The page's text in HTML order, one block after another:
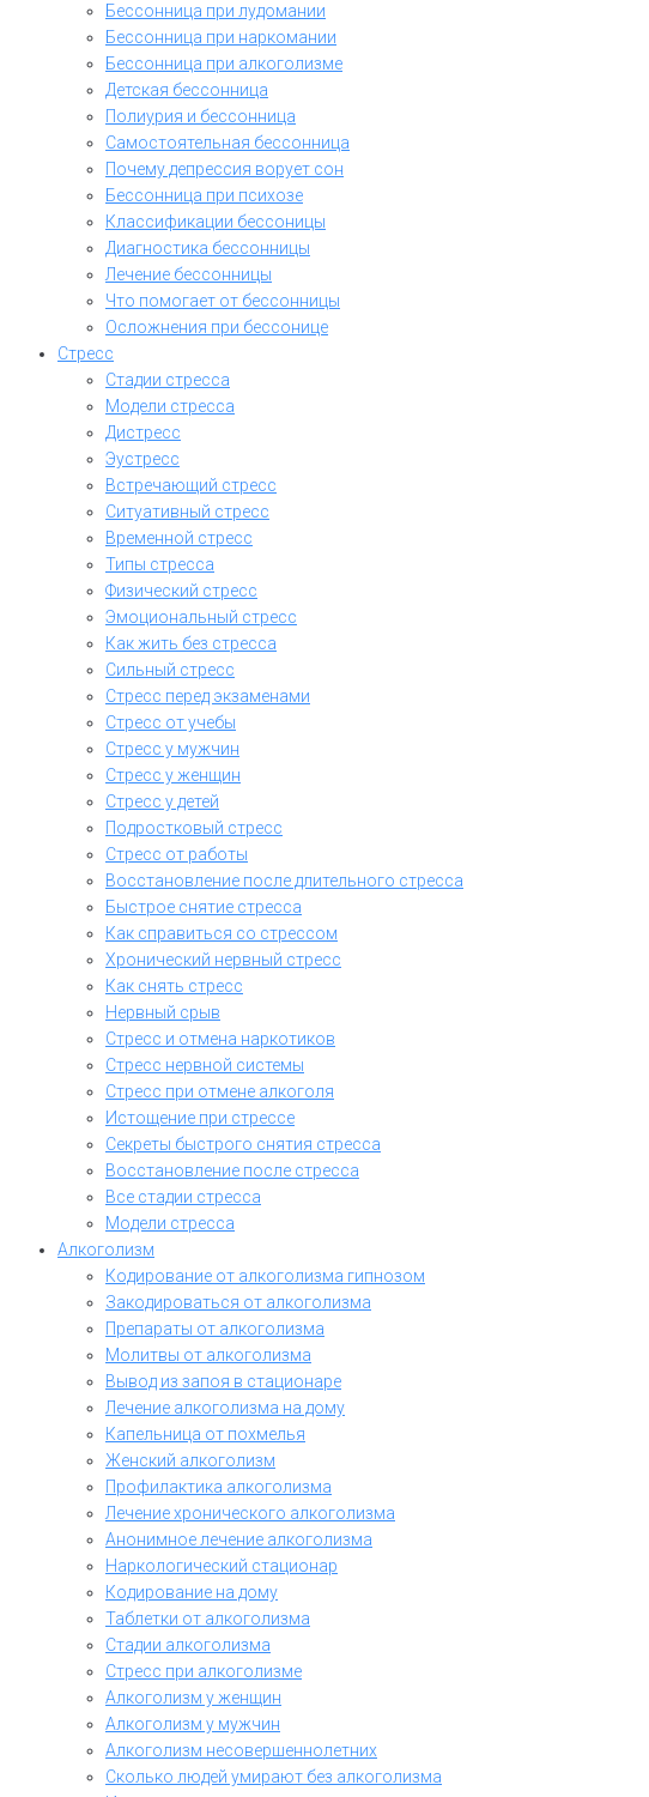
Бессонница при лудомании
Бессонница при наркомании
Бессонница при алкоголизме
Детская бессонница
Полиурия и бессонница
Самостоятельная бессонница
Почему депрессия ворует сон
Бессонница при психозе
Классификации бессоницы
Диагностика бессонницы
Лечение бессонницы
Что помогает от бессонницы
Осложнения при бессонице
Стресс
Стадии стресса
Модели стресса
Дистресс
Эустресс
Встречающий стресс
Ситуативный стресс
Временной стресс
Типы стресса
Физический стресс
Эмоциональный стресс
Как жить без стресса
Сильный стресс
Стресс перед экзаменами
Стресс от учебы
Стресс у мужчин
Стресс у женщин
Стресс у детей
Подростковый стресс
Стресс от работы
Восстановление после длительного стресса
Быстрое снятие стресса
Как справиться со стрессом
Хронический нервный стресс
Как снять стресс
Нервный срыв
Стресс и отмена наркотиков
Стресс нервной системы
Стресс при отмене алкоголя
Истощение при стрессе
Секреты быстрого снятия стресса
Восстановление после стресса
Все стадии стресса
Модели стресса
Алкоголизм
Кодирование от алкоголизма гипнозом
Закодироваться от алкоголизма
Препараты от алкоголизма
Молитвы от алкоголизма
Вывод из запоя в стационаре
Лечение алкоголизма на дому
Капельница от похмелья
Женский алкоголизм
Профилактика алкоголизма
Лечение хронического алкоголизма
Анонимное лечение алкоголизма
Наркологический стационар
Кодирование на дому
Таблетки от алкоголизма
Стадии алкоголизма
Стресс при алкоголизме
Алкоголизм у женщин
Алкоголизм у мужчин
Алкоголизм несовершеннолетних
Сколько людей умирают без алкоголизма